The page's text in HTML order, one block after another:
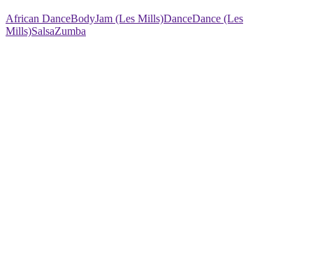
African DanceBodyJam (Les Mills)DanceDance (Les
Mills)SalsaZumba